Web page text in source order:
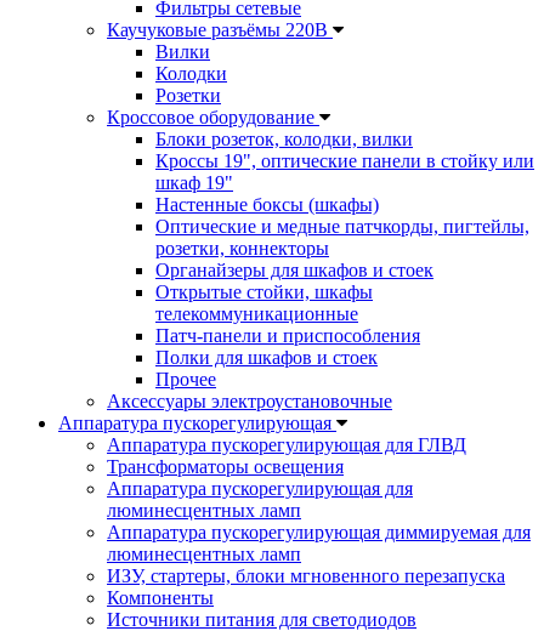
Фильтры сетевые
Каучуковые разъёмы 220В
Вилки
Колодки
Розетки
Кроссовое оборудование
Блоки розеток, колодки, вилки
Кроссы 19", оптические панели в стойку или
шкаф 19"
Настенные боксы (шкафы)
Оптические и медные патчкорды, пигтейлы,
розетки, коннекторы
Органайзеры для шкафов и стоек
Открытые стойки, шкафы
телекоммуникационные
Патч-панели и приспособления
Полки для шкафов и стоек
Прочее
Аксессуары электроустановочные
Аппаратура пускорегулирующая
Аппаратура пускорегулирующая для ГЛВД
Трансформаторы освещения
Аппаратура пускорегулирующая для
люминесцентных ламп
Аппаратура пускорегулирующая диммируемая для
люминесцентных ламп
ИЗУ, стартеры, блоки мгновенного перезапуска
Компоненты
Источники питания для светодиодов